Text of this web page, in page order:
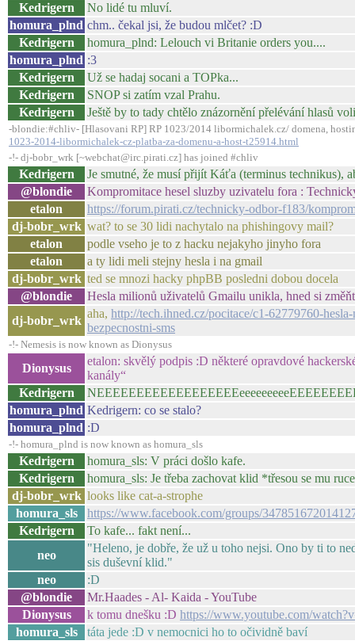
Kedrigern
No lidé tu mluví.
homura_plnd chm.. čekal jsi, že budou mlčet? :D
Kedrigern
homura_plnd: Lelouch vi Britanie orders you....
homura_plnd :3
Kedrigern
Už se hadaj socani a TOPka...
Kedrigern
SNOP si zatím vzal Prahu.
Kedrigern
Ještě by to tady chtělo znázornění přelévání hlasů
-blondie:#chliv- [Hlasovani RP] RP 1023/2014 libormichalek.cz/ domena,
1023-2014-libormichalek-cz-platba-za-domenu-a-host-t25914.html
-!- dj-bobr_wrk [~webchat@irc.pirati.cz] has joined #chliv
Kedrigern
Je smutné, že musí přijít Káťa (terminus technikus),
@blondie
Kompromitace hesel sluzby uzivatelu fora :
etalon
https://forum.pirati.cz/technicky-odbor-f183/
dj-bobr_wrk wat? to se 30 lidi nachytalo na phishingovy mail?
etalon
podle vseho je to z hacku nejakyho jinyho fora
etalon
a ty lidi meli stejny hesla i na gmail
dj-bobr_wrk ted se mnozi hacky phpBB posledni dobou docela
@blondie
Hesla milionů uživatelů Gmailu unikla, hned si
dj-bobr_wrk
aha, http://tech.ihned.cz/pocitace/c1-62779760-
bezpecnostni-sms
-!- Nemesis is now known as Dionysus
Dionysus
etalon: skvělý podpis :D některé opravdové
kanály“
Kedrigern
homura_plnd Kedrigern: co se stalo?
homura_plnd :D
-!- homura_plnd is now known as homura_sls
Kedrigern
homura_sls: V práci došlo kafe.
Kedrigern
homura_sls: Je třeba zachovat klid *třesou se mu
dj-bobr_wrk looks like cat-a-strophe
homura_sls
https://www.facebook.com/groups/
Kedrigern
To kafe... fakt není...
neo
"Heleno, je dobře, že už u toho nejsi. Ono by ti to
sis duševní klid."
neo
:D
@blondie
Mr.Haades - Al- Kaida - YouTube
Dionysus
k tomu dnešku :D https://www.youtube.com/
homura_sls
táta jede :D v nemocnici ho to očividně baví